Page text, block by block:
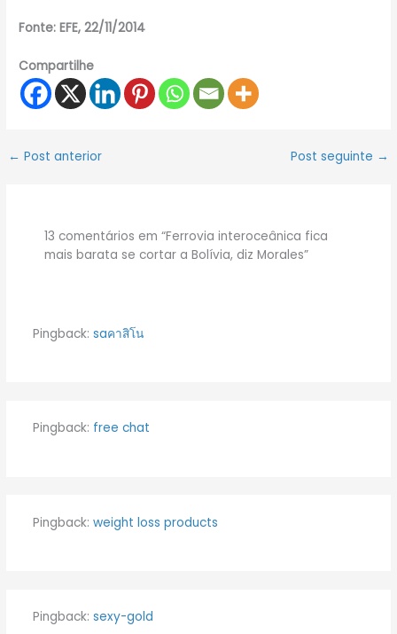
Fonte: EFE, 22/11/2014
Compartilhe
← Post anterior Post seguinte →
13 comentários em “Ferrovia interoceânica fica
mais barata se cortar a Bolívia, diz Morales”
Pingback: saคาสิโน
Pingback: free chat
Pingback: weight loss products
Pingback: sexy-gold